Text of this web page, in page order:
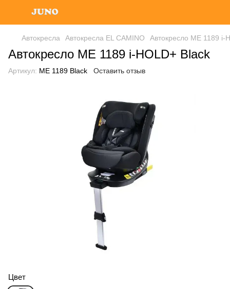
Автокресла Автокресла EL CAMINO Автокресло ME 1189 i-
Автокресло ME 1189 i-HOLD+ Black
Артикул: ME 1189 Black Оставить отзыв
Цвет